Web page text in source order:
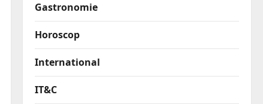
Gastronomie
Horoscop
International
IT&C